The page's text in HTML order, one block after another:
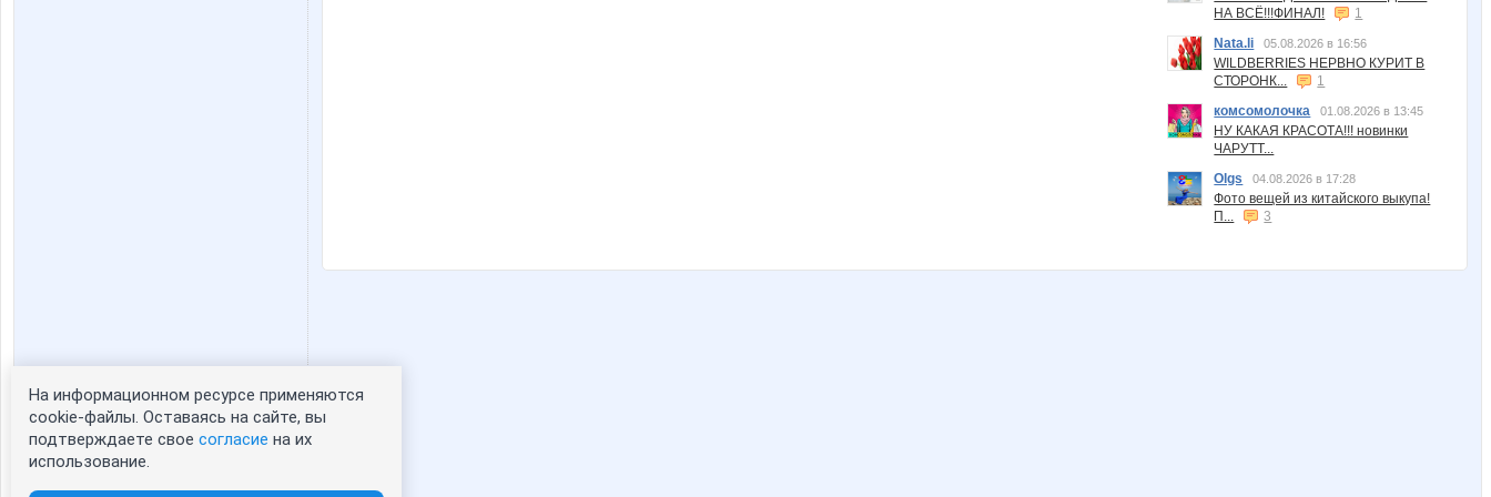
Статистика портрета:
сейчас просматривают портрет - 0
зарегистрированные пользователи
НА ВСЁ!!!ФИНАЛ!
1
Nata.li
05.08.2026 в 16:56
WILDBERRIES НЕРВНО КУРИТ В
СТОРОНК...
1
комсомолочка
01.08.2026 в 13:45
НУ КАКАЯ КРАСОТА!!! новинки
ЧАРУТТ...
Olgs
04.08.2026 в 17:28
Фото вещей из китайского выкупа!
П...
3
На информационном ресурсе применяются
cookie-файлы. Оставаясь на сайте, вы
подтверждаете свое согласие на их
использование.